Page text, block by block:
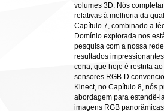
volumes 3D. Nós
relativas à melhoria da
Capítulo 7, combinado a
Domínio explorada nos
pesquisa com a nossa
resultados
cena, que hoje é restrita
sensores RGB-D
Kinect, no Capítulo 8, nós
abordagem para estendê-
imagens RGB